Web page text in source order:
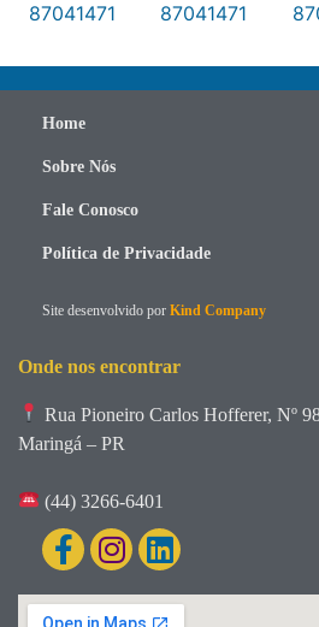
87041471
87041471
Home
Sobre Nós
Fale Conosco
Política de Privacidade
Site desenvolvido por Kind Company
Onde nos encontrar
Rua Pioneiro Carlos Hofferer, Nº
Maringá – PR
(44) 3266-6401